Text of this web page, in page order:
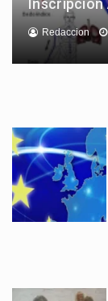
Redaccion